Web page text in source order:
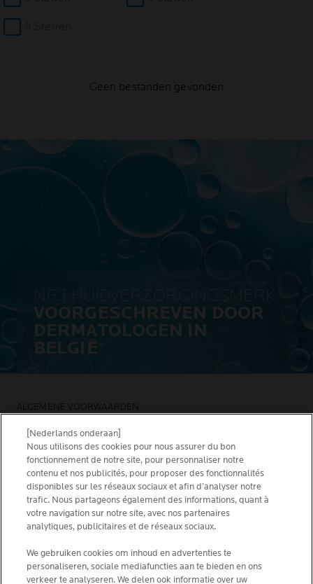
Geen bestanden gevonden
NR.1 HUIDVERZORGINGSMERK
VOORGESCHREVEN DOOR
DERMATOLOGEN IN
BELGIË
ALGEMENE VOORWAARDEN
CONTACTEER ONS
PRIVACY POLICY
SITEMAP
COOKIES POLICY
NEWSLETTER
FOUNDATION LA ROCHE-POSAY
KIES JOUW LAND
La Roche-Posay Laboratoire Dermatologique CAI
[Nederlands onderaan]
Nous utilisons des cookies pour nous assurer du bon
fonctionnement de notre site, pour personnaliser notre
contenu et nos publicités, pour proposer des fonctionnalités
disponibles sur les réseaux sociaux et afin d’analyser notre
trafic. Nous partageons également des informations, quant à
votre navigation sur notre site, avec nos partenaires
analytiques, publicitaires et de réseaux sociaux.
We gebruiken cookies om inhoud en advertenties te
personaliseren, sociale mediafuncties aan te bieden en ons
verkeer te analyseren. We delen ook informatie over uw